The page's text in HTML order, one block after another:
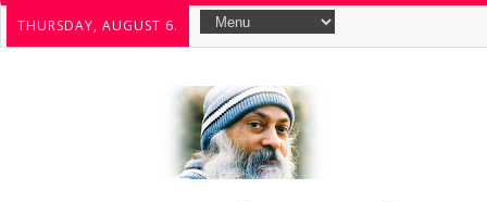
THURSDAY, AUGUST 6.